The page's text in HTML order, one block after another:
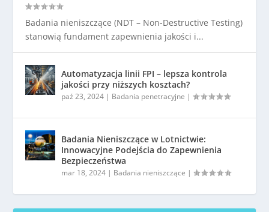
Badania nieniszczące (NDT – Non-Destructive Testing)
stanowią fundament zapewnienia jakości i...
Automatyzacja linii FPI – lepsza kontrola
jakości przy niższych kosztach?
paź 23, 2024 | Badania penetracyjne |
Badania Nieniszczące w Lotnictwie:
Innowacyjne Podejścia do Zapewnienia
Bezpieczeństwa
mar 18, 2024 | Badania nieniszczące |